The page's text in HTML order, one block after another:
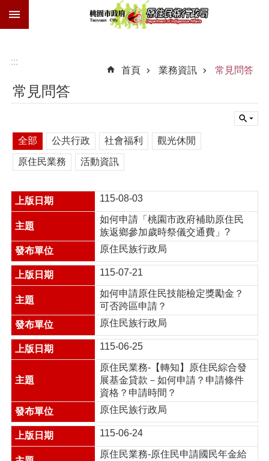
跳到主要內容區塊
金
技
證
歲
時
儀
交
通
費
進
階
搜
尋
息
告
認
識
們
:::
首頁
業務資訊 常見問答
常見問答
全部 公共行政 社會福利 觀光休閒
原住民業務 活動資訊
115-08-03
如何申請「桃園市政府補助原住民
族返鄉參加歲時祭儀交通費」?
原住民族行政局
115-07-21
如何申請原住民技能檢定獎勵金？
可否跨區申請？
原住民族行政局
115-06-25
原住民業務-【轉知】原住民綜合發
展基金貸款－如何申請？申請條件
資格？申請時間？
原住民族行政局
115-06-24
原住民業務-原住民申請國民年金給